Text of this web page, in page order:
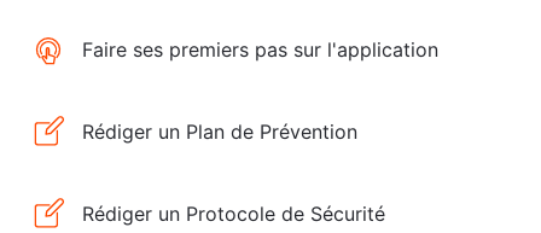
Faire ses premiers pas sur l'application
Rédiger un Plan de Prévention
Rédiger un Protocole de Sécurité